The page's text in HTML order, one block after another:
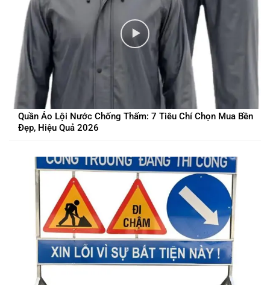
Quần Áo Lội Nước Chống Thấm: 7 Tiêu Chí Chọn Mua Bền
Đẹp, Hiệu Quả 2026